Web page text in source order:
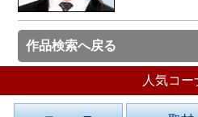
作品検索へ戻る
人気コー